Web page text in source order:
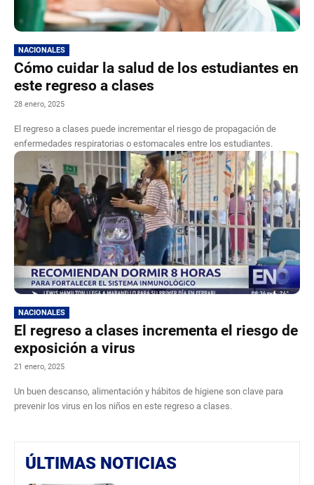
NACIONALES
Cómo cuidar la salud de los estudiantes en
este regreso a clases
28 enero, 2025
El regreso a clases puede incrementar el riesgo de propagación de
enfermedades respiratorias o estomacales entre los estudiantes.
NACIONALES
El regreso a clases incrementa el riesgo de
exposición a virus
21 enero, 2025
Un buen descanso, alimentación y hábitos de higiene son clave para
prevenir los virus en los niños en este regreso a clases.
ÚLTIMAS NOTICIAS